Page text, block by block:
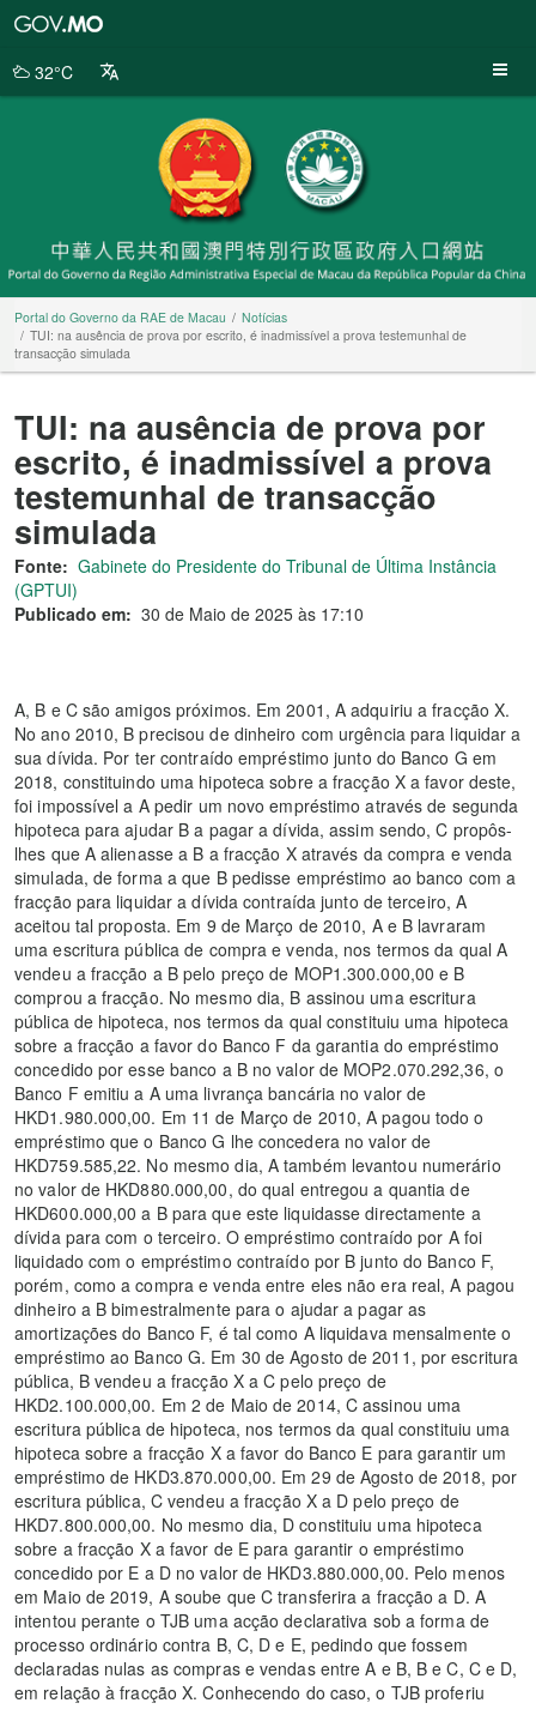
da
32°C
Portal do Governo da RAE de Macau
Notícias
TUI: na ausência de prova por escrito, é inadmissível a prova testemunhal de
transacção simulada
TUI: na ausência de prova por
escrito, é inadmissível a prova
testemunhal de transacção
simulada
Fonte: Gabinete do Presidente do Tribunal de Última Instância
(GPTUI)
Publicado em: 30 de Maio de 2025 às 17:10
A, B e C são amigos próximos. Em 2001, A adquiriu a fracção X.
No ano 2010, B precisou de dinheiro com urgência para liquidar a
sua dívida. Por ter contraído empréstimo junto do Banco G em
2018, constituindo uma hipoteca sobre a fracção X a favor deste,
foi impossível a A pedir um novo empréstimo através de segunda
hipoteca para ajudar B a pagar a dívida, assim sendo, C propôs-
lhes que A alienasse a B a fracção X através da compra e venda
simulada, de forma a que B pedisse empréstimo ao banco com a
fracção para liquidar a dívida contraída junto de terceiro, A
aceitou tal proposta. Em 9 de Março de 2010, A e B lavraram
uma escritura pública de compra e venda, nos termos da qual A
vendeu a fracção a B pelo preço de MOP1.300.000,00 e B
comprou a fracção. No mesmo dia, B assinou uma escritura
pública de hipoteca, nos termos da qual constituiu uma hipoteca
sobre a fracção a favor do Banco F da garantia do empréstimo
concedido por esse banco a B no valor de MOP2.070.292,36, o
Banco F emitiu a A uma livrança bancária no valor de
HKD1.980.000,00. Em 11 de Março de 2010, A pagou todo o
empréstimo que o Banco G lhe concedera no valor de
HKD759.585,22. No mesmo dia, A também levantou numerário
no valor de HKD880.000,00, do qual entregou a quantia de
HKD600.000,00 a B para que este liquidasse directamente a
dívida para com o terceiro. O empréstimo contraído por A foi
liquidado com o empréstimo contraído por B junto do Banco F,
porém, como a compra e venda entre eles não era real, A pagou
dinheiro a B bimestralmente para o ajudar a pagar as
amortizações do Banco F, é tal como A liquidava mensalmente o
empréstimo ao Banco G. Em 30 de Agosto de 2011, por escritura
pública, B vendeu a fracção X a C pelo preço de
HKD2.100.000,00. Em 2 de Maio de 2014, C assinou uma
escritura pública de hipoteca, nos termos da qual constituiu uma
hipoteca sobre a fracção X a favor do Banco E para garantir um
empréstimo de HKD3.870.000,00. Em 29 de Agosto de 2018, por
escritura pública, C vendeu a fracção X a D pelo preço de
HKD7.800.000,00. No mesmo dia, D constituiu uma hipoteca
sobre a fracção X a favor de E para garantir o empréstimo
concedido por E a D no valor de HKD3.880.000,00. Pelo menos
em Maio de 2019, A soube que C transferira a fracção a D. A
intentou perante o TJB uma acção declarativa sob a forma de
processo ordinário contra B, C, D e E, pedindo que fossem
declaradas nulas as compras e vendas entre A e B, B e C, C e D,
em relação à fracção X. Conhecendo do caso, o TJB proferiu